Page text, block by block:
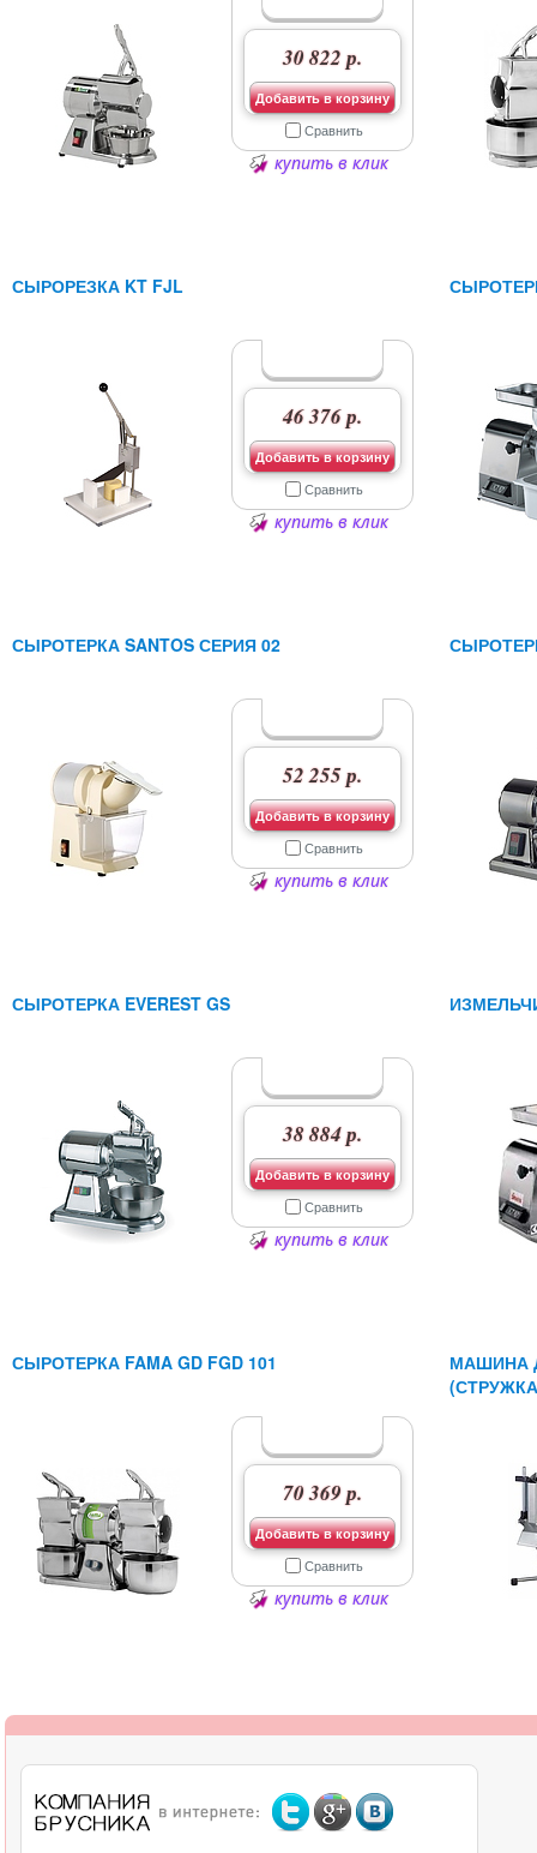
30 822 р.
Добавить в корзину
Сравнить
купить в клик
СЫРОРЕЗКА KT FJL
46 376 р.
Добавить в корзину
Сравнить
купить в клик
СЫРОТЕРКА SANTOS СЕРИЯ 02
52 255 р.
Добавить в корзину
Сравнить
купить в клик
СЫРОТЕРКА EVEREST GS
38 884 р.
Добавить в корзину
Сравнить
купить в клик
СЫРОТЕРКА FAMA GD FGD 101
70 369 р.
Добавить в корзину
Сравнить
купить в клик
МАШИНА